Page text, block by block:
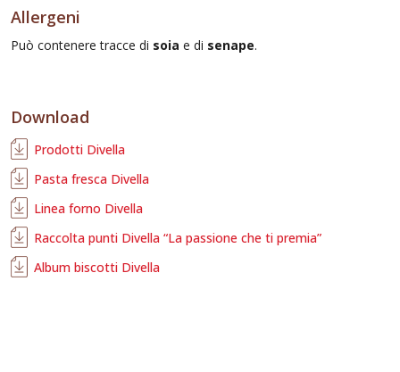
Allergeni
Può contenere tracce di soia e di senape.
Download
Prodotti Divella
Pasta fresca Divella
Linea forno Divella
Raccolta punti Divella “La passione che ti premia”
Album biscotti Divella